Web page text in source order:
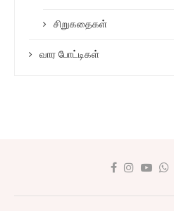
சிறுகதைகள்
வார போட்டிகள்